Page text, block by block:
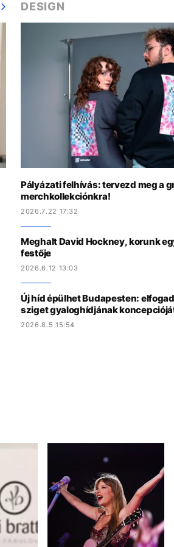
DESIGN
Pályázati felhívás: tervezd meg a
merchkollekciónkra!
2026.7.22 17:32
Meghalt David Hockney, korunk
festője
2026.6.12 13:03
Új híd épülhet Budapesten:
sziget gyaloghídjának
2026.8.5 15:54